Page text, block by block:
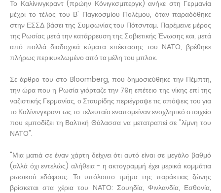
Το Καλίνινγκραντ (πρώην Κόνιγκσμπεργκ) ανήκε στη Γερμανία
μέχρι το τέλος του Β' Παγκοσμίου Πολέμου, όταν παραδόθηκε
στην ΕΣΣΔ βάσει της Συμφωνίας του Πότσνταμ. Παρέμεινε μέρος
της Ρωσίας μετά την κατάρρευση της Σοβιετικής Ένωσης και, μετά
από πολλά διαδοχικά κύματα επέκτασης του ΝΑΤΟ, βρέθηκε
πλήρως περικυκλωμένο από τα μέλη του μπλοκ.
Σε άρθρο του στο Bloomberg, που δημοσιεύθηκε την Πέμπτη,
την ώρα που η Ρωσία γιόρταζε την 79η επέτειο της νίκης επί της
ναζιστικής Γερμανίας, ο Σταυρίδης περιέγραψε τις απόψεις του για
το Καλίνινγκραντ ως το τελευταίο εναπομείναν ενοχλητικό στοιχείο
που εμποδίζει τη Βαλτική Θάλασσα να μετατραπεί σε "λίμνη του
ΝΑΤΟ".
"Μια ματιά σε έναν χάρτη δείχνει ότι αυτό είναι σε μεγάλο βαθμό
(αλλά όχι εντελώς) αλήθεια - η ακτογραμμή έχει μερικά κομμάτια
ρωσικού εδάφους. Το υπόλοιπο τμήμα της παράκτιας ζώνης
βρίσκεται στα χέρια του ΝΑΤΟ: Σουηδία, Φινλανδία, Εσθονία,